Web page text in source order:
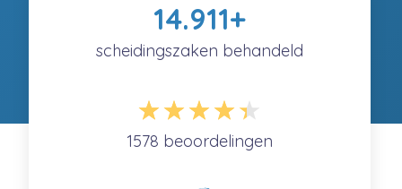
14.997+
scheidingszaken behandeld
1578 beoordelingen